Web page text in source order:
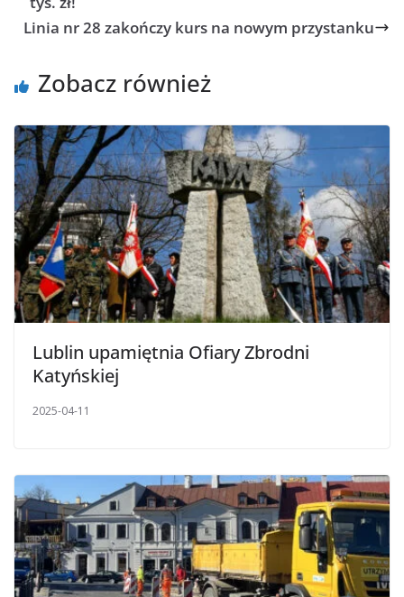
Linia nr 28 zakończy kurs na nowym przystanku
Zobacz również
Lublin upamiętnia Ofiary Zbrodni
Katyńskiej
2025-04-11